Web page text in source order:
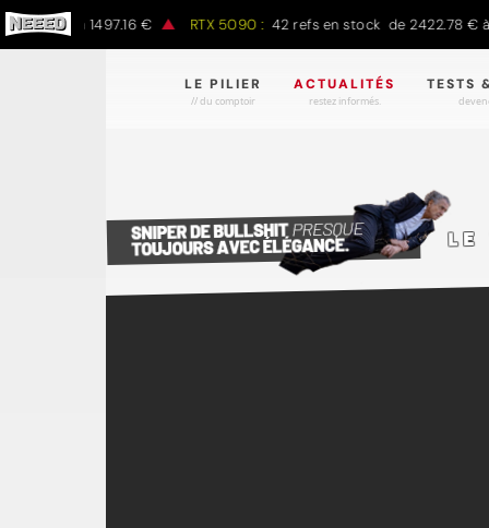
€ à 1497.16 € RTX 5090 : 42 refs en stock de 2422.78 € à
LE PILIER
// du comptoir
ACTUALITÉS
restez informés.
TESTS